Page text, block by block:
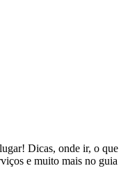
Dicas, onde ir, o que
e muito mais no guia